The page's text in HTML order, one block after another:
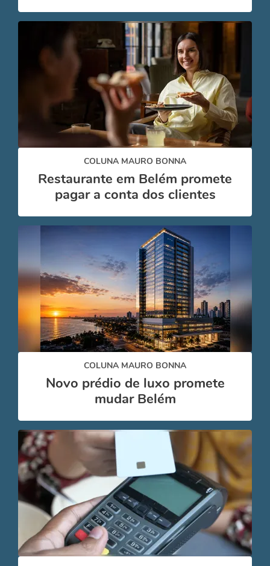
COLUNA MAURO BONNA
Restaurante em Belém promete
pagar a conta dos clientes
COLUNA MAURO BONNA
Novo prédio de luxo promete
mudar Belém